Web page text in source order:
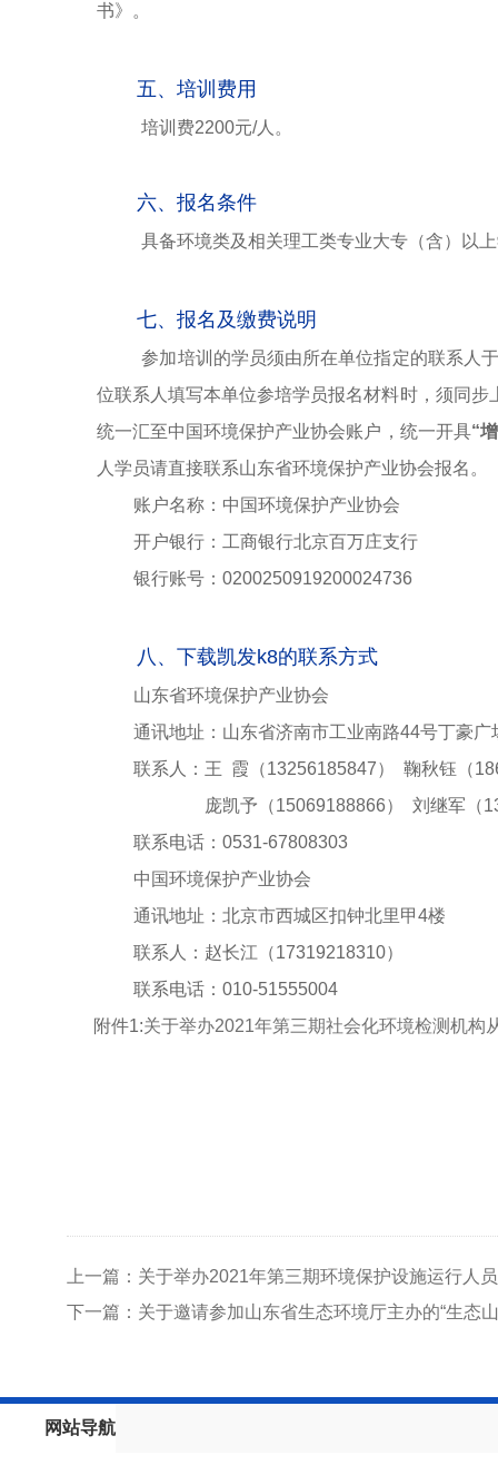
书》。
五、培训费用
培训费2200元/人。
六、报名条件
具备环境类及相关理工类专业大专（含）以
七、报名及缴费说明
参加培训的学员须由所在单位指定的联系人
位联系人填写本单位参培学员报名材料时，须同
统一汇至中国环境保护产业协会账户 ，统一开具“
人学员请直接联系山东省环境保护产业协会报名。
账户名称：中国环境保护产业协会
开户银行：工商银行北京百万庄支行
银行账号： 0200250919200024736
八、下载凯发k8的联系方式
山东省环境保护产业协会
通讯地址：山东省济南市工业南路44号丁豪广
联系人：王 霞（13256185847） 鞠秋钰（
庞凯予（15069188866） 刘继军（1
联系电话： 0531-67808303
中国环境保护产业协会
通讯地址：北京市西城区扣钟北里甲4楼
联系人： 赵长江（17319218310）
联系电话： 010-51555004
附件1:关于举办2021年第三期社会化环境检测机构
上一篇：关于举办2021年第三期环境保护设施运行人
下一篇：关于邀请参加山东省生态环境厅主办的“生态
网站导航